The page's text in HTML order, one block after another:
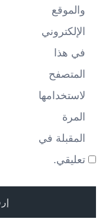
والموقع
الإلكتروني
في هذا
المتصفح
لاستخدامها
المرة
المقبلة في
تعليقي.